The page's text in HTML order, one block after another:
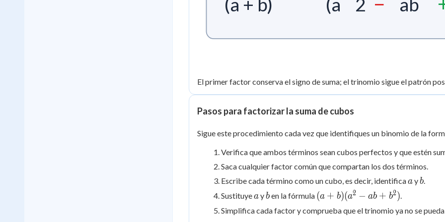
(a + b) (a 2 ab
El primer factor conserva el signo de suma; el trinomio sigue el patrón
Pasos para factorizar la suma de cubos
Sigue este procedimiento cada vez que identifiques un binomio de la
Verifica que ambos términos sean cubos perfectos y que estén
Saca cualquier factor común que compartan los dos términos.
Escribe cada término como un cubo, es decir, identificaa
ayb
b.
Sustituyea
ayb
ben la fórmula (a+b)
(a^2-
ab+b^2)
(a + b)(a2 − ab + b2 ).
Simplifica cada factor y comprueba que el trinomio ya no se